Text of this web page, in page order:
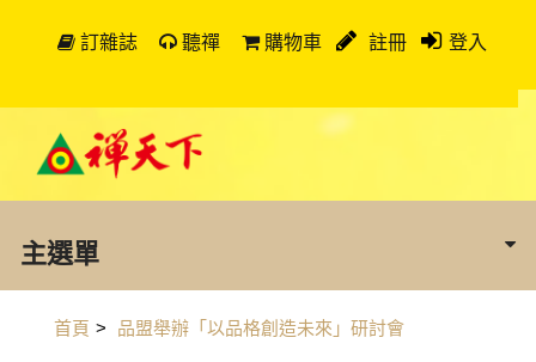
訂雜誌 聽禪 購物車 註冊 登入
主選單
首頁 > 品盟舉辦「以品格創造未來」研討會